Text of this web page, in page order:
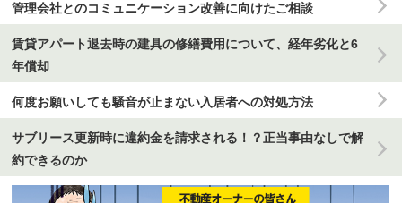
管理会社とのコミュニケーション改善に向けたご相談
賃貸アパート退去時の建具の修繕費用について、経年劣化と6
年償却
何度お願いしても騒音が止まない入居者への対処方法
サブリース更新時に違約金を請求される！？正当事由なしで解
約できるのか